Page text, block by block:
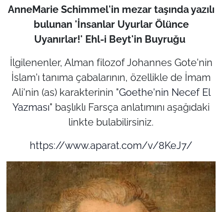
AnneMarie Schimmel'in mezar taşında yazılı
bulunan 'İnsanlar Uyurlar Ölünce
Uyanırlar!' Ehl-i Beyt'in Buyruğu
İlgilenenler, Alman filozof Johannes Gote'nin
İslam'ı tanıma çabalarının, özellikle de İmam
Ali'nin (as) karakterinin "Goethe'nin Necef El
Yazması" başlıklı Farsça anlatımını aşağıdaki
linkte bulabilirsiniz.
https://www.aparat.com/v/8KeJ7/